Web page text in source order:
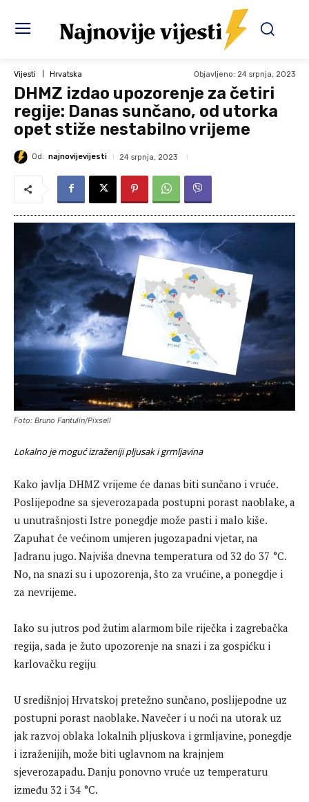
Vijesti Hrvatska Objavljeno: 24 srpnja, 2023
DHMZ izdao upozorenje za četiri
regije: Danas sunčano, od utorka
opet stiže nestabilno vrijeme
Od: najnovijevijesti 24 srpnja, 2023
Foto: Bruno Fantulin/Pixsell
Lokalno je moguć izraženiji pljusak i grmljavina
Kako javlja DHMZ vrijeme će danas biti sunčano i vruće.
Poslijepodne sa sjeverozapada postupni porast naoblake, a
u unutrašnjosti Istre ponegdje može pasti i malo kiše.
Zapuhat će većinom umjeren jugozapadni vjetar, na
Jadranu jugo. Najviša dnevna temperatura od 32 do 37 °C.
No, na snazi su i upozorenja, što za vrućine, a ponegdje i
za nevrijeme.
Iako su jutros pod žutim alarmom bile riječka i zagrebačka
regija, sada je žuto upozorenje na snazi i za gospićku i
karlovačku regiju
U središnjoj Hrvatskoj pretežno sunčano, poslijepodne uz
postupni porast naoblake. Navečer i u noći na utorak uz
jak razvoj oblaka lokalnih pljuskova i grmljavine, ponegdje
i izraženijih, može biti uglavnom na krajnjem
sjeverozapadu. Danju ponovno vruće uz temperaturu
između 32 i 34 °C.